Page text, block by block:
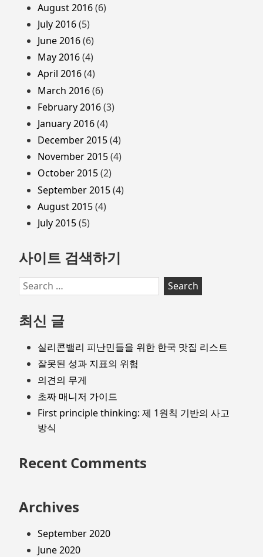
August 2016(6)
July 2016(5)
June 2016(6)
May 2016(4)
April 2016(4)
March 2016(6)
February 2016(3)
January 2016(4)
December 2015(4)
November 2015(4)
October 2015(2)
September 2015(4)
August 2015(4)
July 2015(5)
사이트 검색하기
Search
for:
최신 글
실리콘밸리 피난민들을 위한 한국 맛집 리스트
잘못된 성과 지표의 위험
의견의 무게
초짜 매니저 가이드
First principle thinking: 제 1원칙 기반의 사고
방식
Recent Comments
Archives
September 2020
June 2020